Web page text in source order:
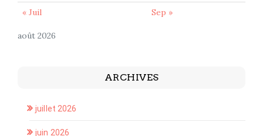
août 2026
« Juil
Sep »
ARCHIVES
juillet 2026
juin 2026